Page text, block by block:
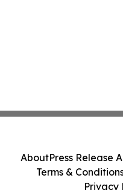
AboutPress Release
Terms &
Privacy